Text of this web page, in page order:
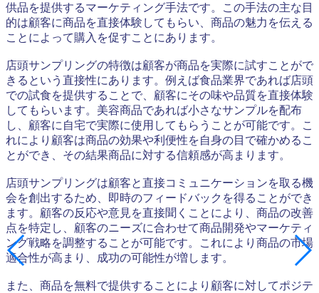
供品を提供するマーケティング手法です。この手法の主な目
的は顧客に商品を直接体験してもらい、商品の魅力を伝える
ことによって購入を促すことにあります。
店頭サンプリングの特徴は顧客が商品を実際に試すことがで
きるという直接性にあります。例えば食品業界であれば店頭
での試食を提供することで、顧客にその味や品質を直接体験
してもらいます。美容商品であれば小さなサンプルを配布
し、顧客に自宅で実際に使用してもらうことが可能です。こ
れにより顧客は商品の効果や利便性を自身の目で確かめるこ
とができ、その結果商品に対する信頼感が高まります。
店頭サンプリングは顧客と直接コミュニケーションを取る機
会を創出するため、即時のフィードバックを得ることができ
ます。顧客の反応や意見を直接聞くことにより、商品の改善
点を特定し、顧客のニーズに合わせて商品開発やマーケティ
ング戦略を調整することが可能です。これにより商品の市場
適合性が高まり、成功の可能性が増します。
また、商品を無料で提供することにより顧客に対してポジテ